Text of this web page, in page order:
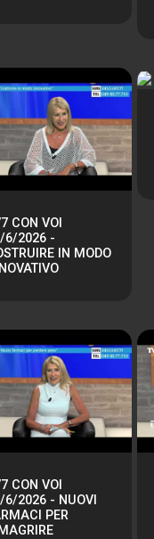
CON VOI
6/2026 -
IN MODO
CON VOI
6/2026 - NUOVI
PER